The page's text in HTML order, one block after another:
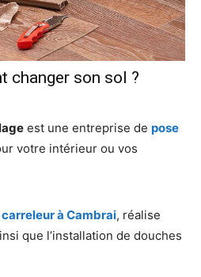
changer son sol ?
est une entreprise de pose
votre intérieur ou vos
à Cambrai, réalise
que l’installation de douches